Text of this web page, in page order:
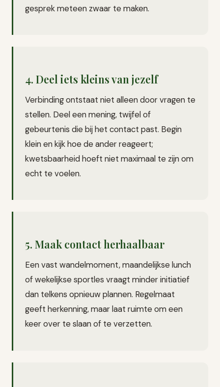
gesprek meteen zwaar te maken.
4. Deel iets kleins van jezelf
Verbinding ontstaat niet alleen door vragen te
stellen. Deel een mening, twijfel of
gebeurtenis die bij het contact past. Begin
klein en kijk hoe de ander reageert;
kwetsbaarheid hoeft niet maximaal te zijn om
echt te voelen.
5. Maak contact herhaalbaar
Een vast wandelmoment, maandelijkse lunch
of wekelijkse sportles vraagt minder initiatief
dan telkens opnieuw plannen. Regelmaat
geeft herkenning, maar laat ruimte om een
keer over te slaan of te verzetten.